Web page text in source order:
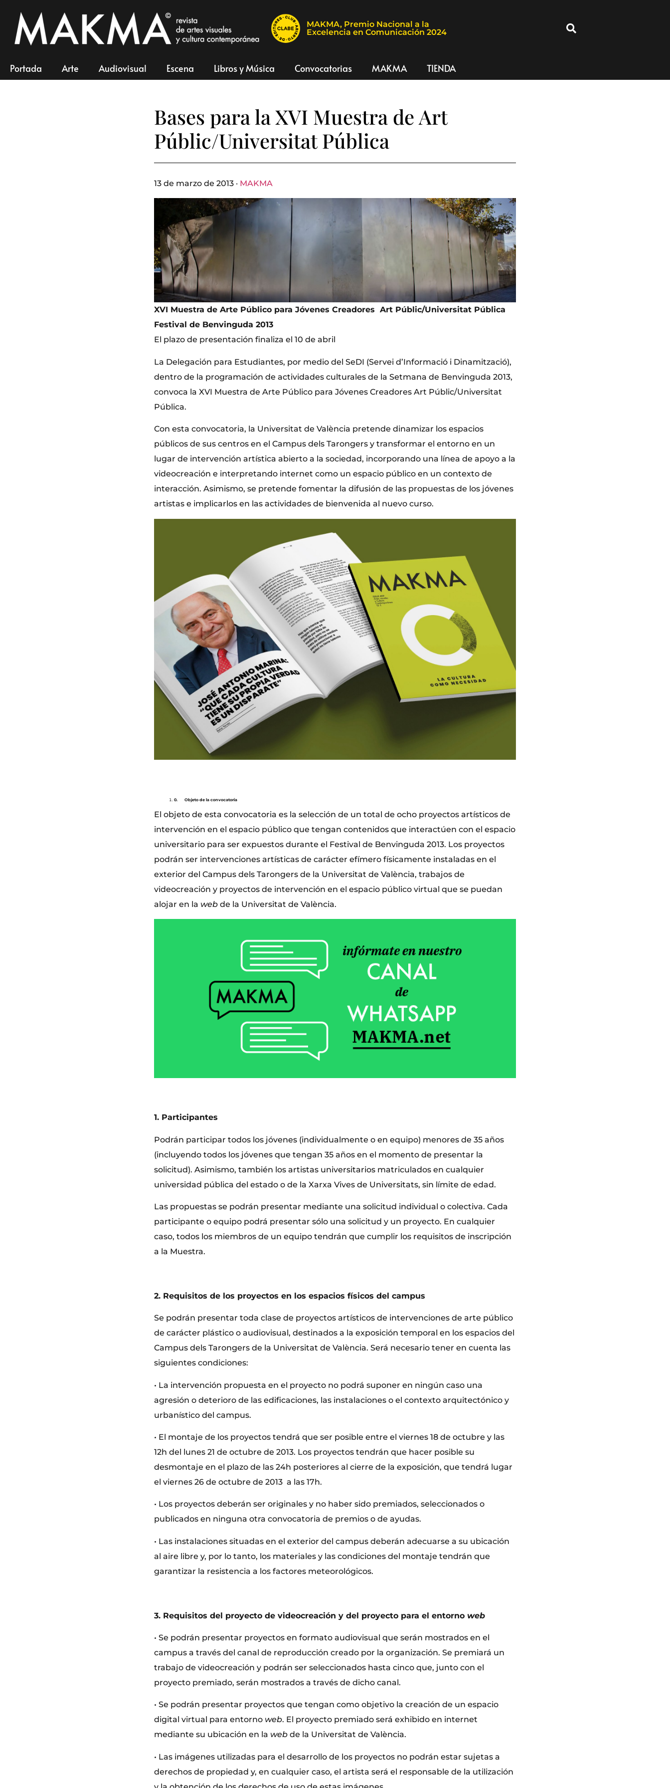
MAKMA, Premio Nacional a la
Excelencia en Comunicación 2024
Portada Arte Audiovisual Escena Libros y Música Convocatorias MAKMA TIENDA
Bases para la XVI Muestra de Art
Públic/Universitat Pública
13 de marzo de 2013 · MAKMA
XVI Muestra de Arte Público para Jóvenes Creadores Art Públic/Universitat Pública
Festival de Benvinguda 2013
El plazo de presentación finaliza el 10 de abril
La Delegación para Estudiantes, por medio del SeDI (Servei d’Informació i Dinamització),
dentro de la programación de actividades culturales de la Setmana de Benvinguda 2013,
convoca la XVI Muestra de Arte Público para Jóvenes Creadores Art Públic/Universitat
Pública.
Con esta convocatoria, la Universitat de València pretende dinamizar los espacios
públicos de sus centros en el Campus dels Tarongers y transformar el entorno en un
lugar de intervención artística abierto a la sociedad, incorporando una línea de apoyo a la
videocreación e interpretando internet como un espacio público en un contexto de
interacción. Asimismo, se pretende fomentar la difusión de las propuestas de los jóvenes
artistas e implicarlos en las actividades de bienvenida al nuevo curso.
0. Objeto de la convocatoria
El objeto de esta convocatoria es la selección de un total de ocho proyectos artísticos de
intervención en el espacio público que tengan contenidos que interactúen con el espacio
universitario para ser expuestos durante el Festival de Benvinguda 2013. Los proyectos
podrán ser intervenciones artísticas de carácter efímero físicamente instaladas en el
exterior del Campus dels Tarongers de la Universitat de València, trabajos de
videocreación y proyectos de intervención en el espacio público virtual que se puedan
alojar en la web de la Universitat de València.
1. Participantes
Podrán participar todos los jóvenes (individualmente o en equipo) menores de 35 años
(incluyendo todos los jóvenes que tengan 35 años en el momento de presentar la
solicitud). Asimismo, también los artistas universitarios matriculados en cualquier
universidad pública del estado o de la Xarxa Vives de Universitats, sin límite de edad.
Las propuestas se podrán presentar mediante una solicitud individual o colectiva. Cada
participante o equipo podrá presentar sólo una solicitud y un proyecto. En cualquier
caso, todos los miembros de un equipo tendrán que cumplir los requisitos de inscripción
a la Muestra.
2. Requisitos de los proyectos en los espacios físicos del campus
Se podrán presentar toda clase de proyectos artísticos de intervenciones de arte público
de carácter plástico o audiovisual, destinados a la exposición temporal en los espacios del
Campus dels Tarongers de la Universitat de València. Será necesario tener en cuenta las
siguientes condiciones:
• La intervención propuesta en el proyecto no podrá suponer en ningún caso una
agresión o deterioro de las edificaciones, las instalaciones o el contexto arquitectónico y
urbanístico del campus.
• El montaje de los proyectos tendrá que ser posible entre el viernes 18 de octubre y las
12h del lunes 21 de octubre de 2013. Los proyectos tendrán que hacer posible su
desmontaje en el plazo de las 24h posteriores al cierre de la exposición, que tendrá lugar
el viernes 26 de octubre de 2013 a las 17h.
• Los proyectos deberán ser originales y no haber sido premiados, seleccionados o
publicados en ninguna otra convocatoria de premios o de ayudas.
• Las instalaciones situadas en el exterior del campus deberán adecuarse a su ubicación
al aire libre y, por lo tanto, los materiales y las condiciones del montaje tendrán que
garantizar la resistencia a los factores meteorológicos.
3. Requisitos del proyecto de videocreación y del proyecto para el entorno web
• Se podrán presentar proyectos en formato audiovisual que serán mostrados en el
campus a través del canal de reproducción creado por la organización. Se premiará un
trabajo de videocreación y podrán ser seleccionados hasta cinco que, junto con el
proyecto premiado, serán mostrados a través de dicho canal.
• Se podrán presentar proyectos que tengan como objetivo la creación de un espacio
digital virtual para entorno web. El proyecto premiado será exhibido en internet
mediante su ubicación en la web de la Universitat de València.
• Las imágenes utilizadas para el desarrollo de los proyectos no podrán estar sujetas a
derechos de propiedad y, en cualquier caso, el artista será el responsable de la utilización